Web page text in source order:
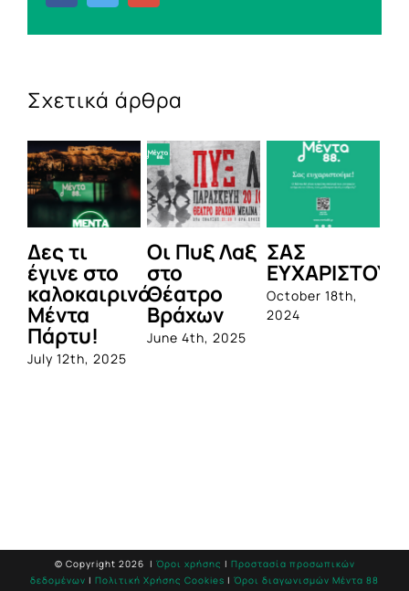
Σχετικά άρθρα
Δες τι
έγινε στο
καλοκαιρινό
Μέντα
Πάρτυ!
July 12th, 2025
Οι Πυξ Λαξ
στο
Θέατρο
Βράχων
June 4th, 2025
ΣΑΣ
October 18th,
2024
© Copyright 2026 | Όροι χρήσης | Προστασία προσωπικών
δεδομένων | Πολιτική Χρήσης Cookies | Όροι διαγωνισμών Mέντα 88